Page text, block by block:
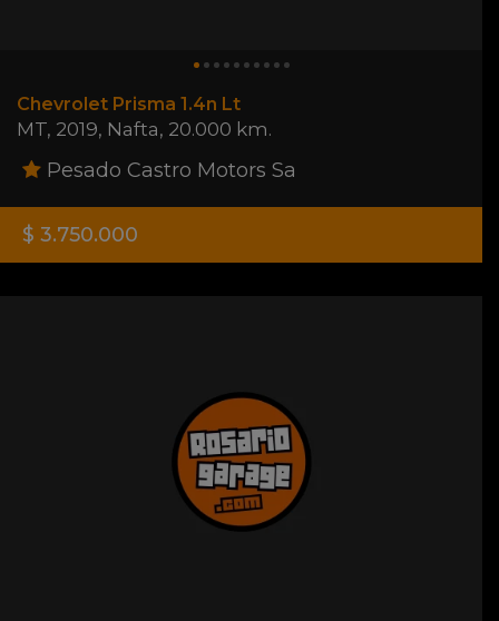
Chevrolet Prisma 1.4n Lt
MT, 2019, Nafta, 20.000 km.
Pesado Castro Motors Sa
$ 3.750.000